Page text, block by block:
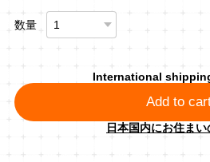
数量
International
Add to
日本国内にお住ま